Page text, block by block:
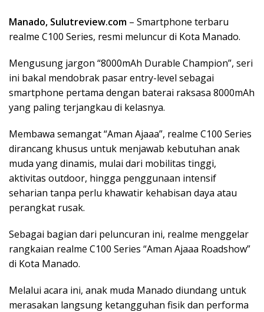
Manado, Sulutreview.com – Smartphone terbaru
realme C100 Series, resmi meluncur di Kota Manado.
Mengusung jargon “8000mAh Durable Champion”, seri
ini bakal mendobrak pasar entry-level sebagai
smartphone pertama dengan baterai raksasa 8000mAh
yang paling terjangkau di kelasnya.
​Membawa semangat “Aman Ajaaa”, realme C100 Series
dirancang khusus untuk menjawab kebutuhan anak
muda yang dinamis, mulai dari mobilitas tinggi,
aktivitas outdoor, hingga penggunaan intensif
seharian tanpa perlu khawatir kehabisan daya atau
perangkat rusak.
​Sebagai bagian dari peluncuran ini, realme menggelar
rangkaian realme C100 Series “Aman Ajaaa Roadshow”
di Kota Manado.
Melalui acara ini, anak muda Manado diundang untuk
merasakan langsung ketangguhan fisik dan performa